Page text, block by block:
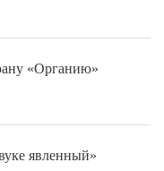
«Органию»
явленный»